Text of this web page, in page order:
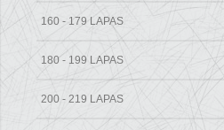
160 - 179 LAPAS
180 - 199 LAPAS
200 - 219 LAPAS